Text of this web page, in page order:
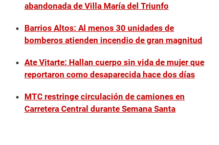
abandonada de Villa María del Triunfo
Barrios Altos: Al menos 30 unidades de
bomberos atienden incendio de gran magnitud
Ate Vitarte: Hallan cuerpo sin vida de mujer que
reportaron como desaparecida hace dos días
MTC restringe circulación de camiones en
Carretera Central durante Semana Santa